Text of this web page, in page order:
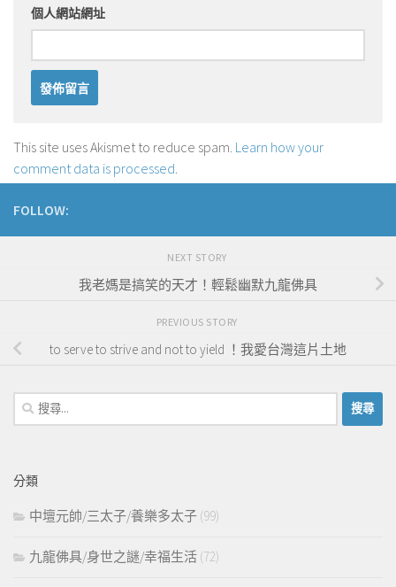
個人網站網址
This site uses Akismet to reduce spam. Learn how your
comment data is processed.
FOLLOW:
NEXT STORY
我老媽是搞笑的天才！輕鬆幽默九龍佛具
PREVIOUS STORY
to serve to strive and not to yield ！我愛台灣這片土地
搜
尋
字:
分類
中壇元帥/三太子/養樂多太子 (99)
九龍佛具/身世之謎/幸福生活 (72)